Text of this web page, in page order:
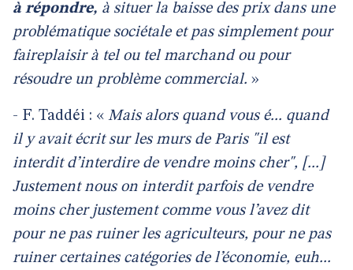
à répondre, à situer la baisse des prix dans une
problématique sociétale et pas simplement pour
faireplaisir à tel ou tel marchand ou pour
résoudre un problème commercial. »
- F. Taddéi : « Mais alors quand vous é... quand
il y avait écrit sur les murs de Paris "il est
interdit d’interdire de vendre moins cher", [...]
Justement nous on interdit parfois de vendre
moins cher justement comme vous l’avez dit
pour ne pas ruiner les agriculteurs, pour ne pas
ruiner certaines catégories de l’économie, euh...